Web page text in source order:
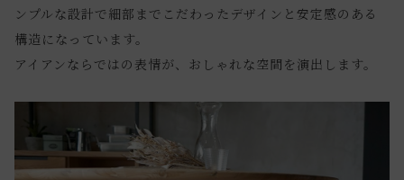
ンプルな設計で細部までこだわったデザインと安定感のある
構造になっています。
アイアンならではの表情が、おしゃれな空間を演出します。